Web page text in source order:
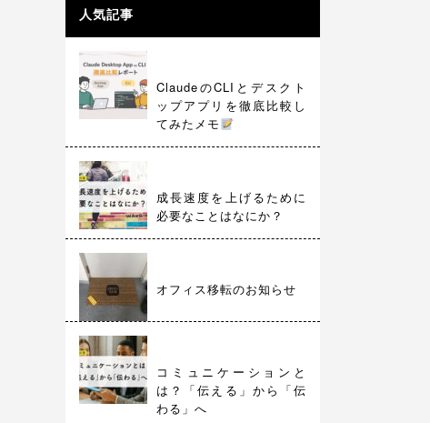
人気記事
ClaudeのCLIとデスクト
ップアプリを徹底比較し
てみたメモ
成長速度を上げるために
必要なことはなにか？
オフィス移転のお知らせ
コミュニケーションと
は？「伝える」から「伝
わる」へ